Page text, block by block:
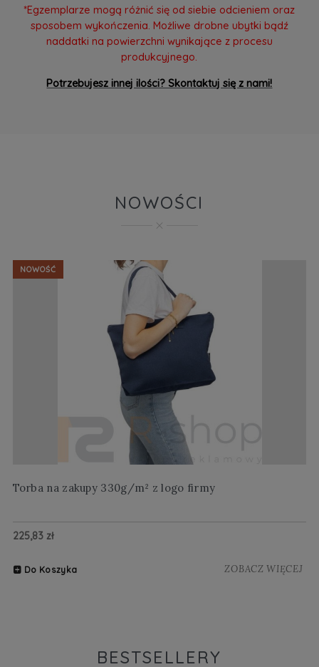
*Egzemplarze mogą różnić się od siebie odcieniem oraz
sposobem wykończenia. Możliwe drobne ubytki bądź
naddatki na powierzchni wynikające z procesu
produkcyjnego.
Potrzebujesz innej ilości? Skontaktuj się z nami!
NOWOŚCI
Torba na zakupy 330g/m² z logo firmy
225,83 zł
Do Koszyka ZOBACZ WIĘCEJ
NOWOŚĆ
BESTSELLERY